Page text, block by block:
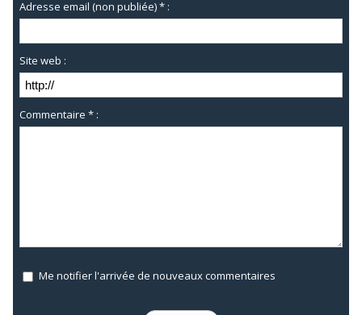
Adresse email (non publiée) * :
Site web :
Commentaire * :
Me notifier l'arrivée de nouveaux commentaires